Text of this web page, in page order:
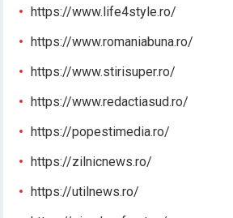
https://www.life4style.ro/
https://www.romaniabuna.ro/
https://www.stirisuper.ro/
https://www.redactiasud.ro/
https://popestimedia.ro/
https://zilnicnews.ro/
https://utilnews.ro/